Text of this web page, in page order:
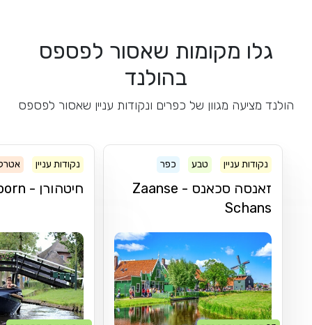
מקומות שאסור לפספס
מגוון של כפרים ונקודות עניין שאסור לפספס
טבע כפר
זאנסה סכאנס - Zaanse
אטרקציה
מסלול טיול
חיטהורן - Giethoorn